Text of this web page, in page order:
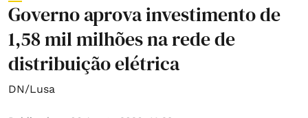
Governo aprova investimento de
1,58 mil milhões na rede de
distribuição elétrica
DN/Lusa